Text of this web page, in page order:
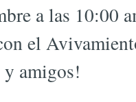
a las 10:00
el
amigos!